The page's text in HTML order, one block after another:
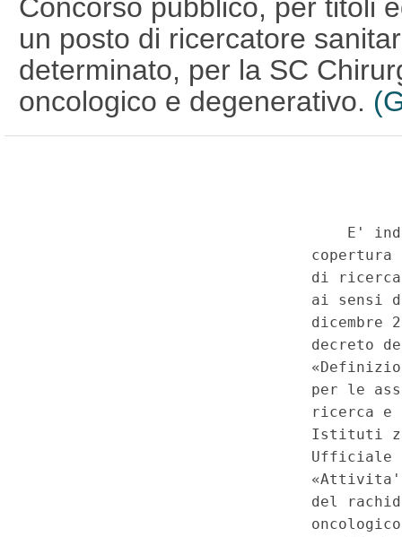
Concorso pubblico, per titoli
un posto di ricercatore
determinato, per la SC
oncologico e degenerativo.